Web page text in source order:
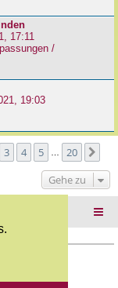
17:11
/
19:03
3 4 5 20
Gehe zu